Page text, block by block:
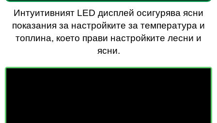
Интуитивният LED дисплей осигурява ясни
показания за настройките за температура и
топлина, което прави настройките лесни и
ясни.